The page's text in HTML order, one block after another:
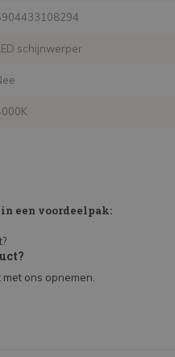
schijnwerper
een voordeelpak:
ons opnemen.